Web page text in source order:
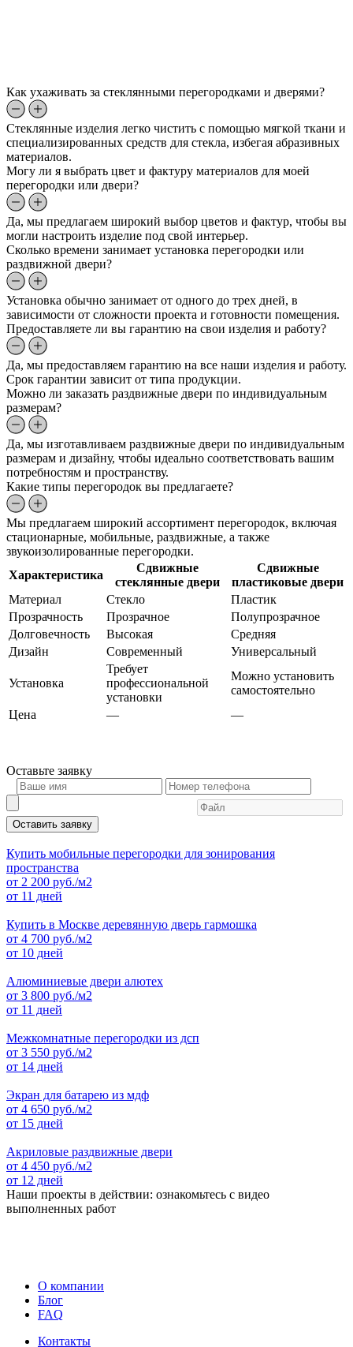
Как ухаживать за стеклянными перегородками и дверями?
Стеклянные изделия легко чистить с помощью мягкой ткани и
специализированных средств для стекла, избегая абразивных
материалов.
Могу ли я выбрать цвет и фактуру материалов для моей
перегородки или двери?
Да, мы предлагаем широкий выбор цветов и фактур, чтобы вы
могли настроить изделие под свой интерьер.
Сколько времени занимает установка перегородки или
раздвижной двери?
Установка обычно занимает от одного до трех дней, в
зависимости от сложности проекта и готовности помещения.
Предоставляете ли вы гарантию на свои изделия и работу?
Да, мы предоставляем гарантию на все наши изделия и работу.
Срок гарантии зависит от типа продукции.
Можно ли заказать раздвижные двери по индивидуальным
размерам?
Да, мы изготавливаем раздвижные двери по индивидуальным
размерам и дизайну, чтобы идеально соответствовать вашим
потребностям и пространству.
Какие типы перегородок вы предлагаете?
Мы предлагаем широкий ассортимент перегородок, включая
стационарные, мобильные, раздвижные, а также
звукоизолированные перегородки.
Характеристика
Сдвижные
стеклянные двери
Сдвижные
пластиковые двери
Материал
Стекло
Пластик
Прозрачность
Прозрачное
Полупрозрачное
Долговечность
Высокая
Средняя
Дизайн
Современный Универсальный
Установка
Требует
профессиональной
установки
Можно установить
самостоятельно
Цена
— —
Оставьте заявку
Оставить заявку
Купить мобильные перегородки для зонирования
пространства
от 2 200 руб./м2
от 11 дней
Купить в Москве деревянную дверь гармошка
от 4 700 руб./м2
от 10 дней
Алюминиевые двери алютех
от 3 800 руб./м2
от 11 дней
Межкомнатные перегородки из дсп
от 3 550 руб./м2
от 14 дней
Экран для батарею из мдф
от 4 650 руб./м2
от 15 дней
Акриловые раздвижные двери
от 4 450 руб./м2
от 12 дней
Наши проекты в действии: ознакомьтесь с видео
выполненных работ
О компании
Блог
FAQ
Контакты